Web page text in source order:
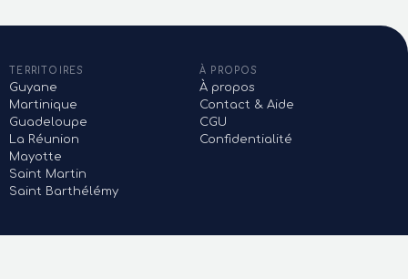
TERRITOIRES
Guyane
Martinique
Guadeloupe
La Réunion
Mayotte
Saint Martin
Saint Barthélémy
À PROPOS
À propos
Contact & Aide
CGU
Confidentialité